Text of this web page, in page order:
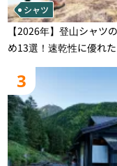
シャツ
【2026年】登山シャツ
め13選！速乾性に優れ
れなモデルを徹底紹介！
3